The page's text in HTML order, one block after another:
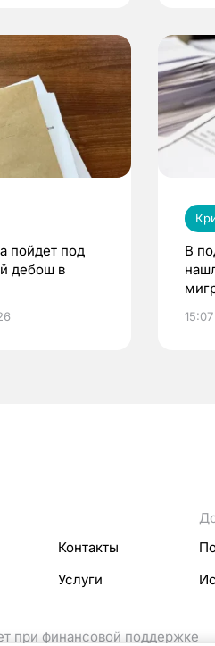
пойдет под
дебош в
В
Контакты
Услуги
при финансовой поддержке